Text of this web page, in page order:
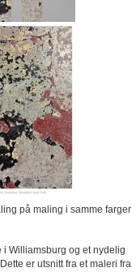
på maling i samme farger
i Williamsburg og et nydelig
er utsnitt fra et maleri fra